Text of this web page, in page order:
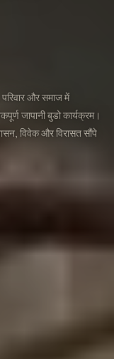
और समाज में
जापानी बुडो कार्यक्रम।
विवेक और विरासत सौंपे